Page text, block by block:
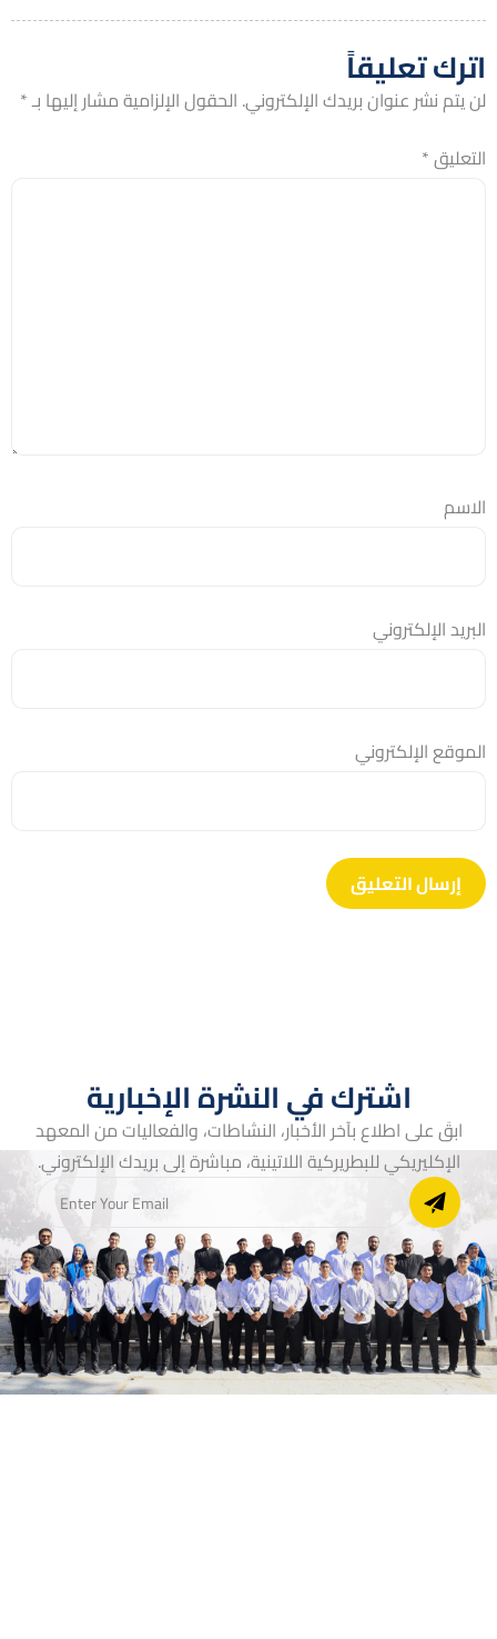
اترك تعليقاً
لن يتم نشر عنوان بريدك الإلكتروني. الحقول الإلزامية مشار إليها بـ*
التعليق*
الاسم
البريد الإلكتروني
الموقع الإلكتروني
اشترك في النشرة الإخبارية
ابقَ على اطلاع بآخر الأخبار، النشاطات، والفعاليات من المعهد
الإكليريكي للبطريركية اللاتينية، مباشرة إلى بريدك الإلكتروني.